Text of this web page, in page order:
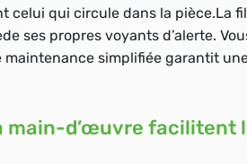
celui qui circule dans la pièce.La
ses propres voyants d’alerte.
simplifiée garantit
main-d’œuvre facilitent